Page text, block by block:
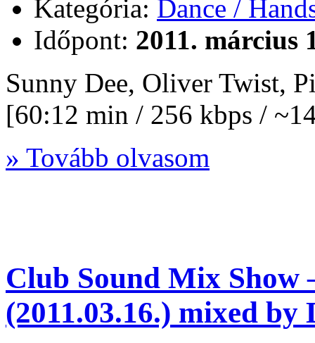
Kategória: Dance /
Időpont: 2011. március
Sunny Dee, Oliver Twist,
[60:12 min / 256 kbps /
» Tovább olvasom
Club Sound Mix Show
(2011.03.16.) mixed by